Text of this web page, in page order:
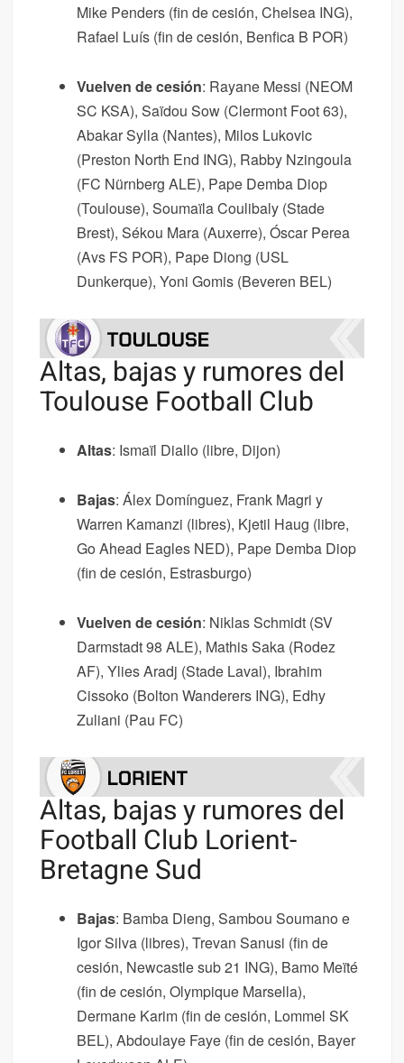
Mike Penders (fin de cesión, Chelsea ING),
Rafael Luís (fin de cesión, Benfica B POR)
Vuelven de cesión: Rayane Messi (NEOM
SC KSA), Saïdou Sow (Clermont Foot 63),
Abakar Sylla (Nantes), Milos Lukovic
(Preston North End ING), Rabby Nzingoula
(FC Nürnberg ALE), Pape Demba Diop
(Toulouse), Soumaïla Coulibaly (Stade
Brest), Sékou Mara (Auxerre), Óscar Perea
(Avs FS POR), Pape Diong (USL
Dunkerque), Yoni Gomis (Beveren BEL)
Altas, bajas y rumores del
Toulouse Football Club
Altas: Ismaïl Diallo (libre, Dijon)
Bajas: Álex Domínguez, Frank Magri y
Warren Kamanzi (libres), Kjetil Haug (libre,
Go Ahead Eagles NED), Pape Demba Diop
(fin de cesión, Estrasburgo)
Vuelven de cesión: Niklas Schmidt (SV
Darmstadt 98 ALE), Mathis Saka (Rodez
AF), Ylies Aradj (Stade Laval), Ibrahim
Cissoko (Bolton Wanderers ING), Edhy
Zuliani (Pau FC)
Altas, bajas y rumores del
Football Club Lorient-
Bretagne Sud
Bajas: Bamba Dieng, Sambou Soumano e
Igor Silva (libres), Trevan Sanusi (fin de
cesión, Newcastle sub 21 ING), Bamo Meïté
(fin de cesión, Olympique Marsella),
Dermane Karim (fin de cesión, Lommel SK
BEL), Abdoulaye Faye (fin de cesión, Bayer